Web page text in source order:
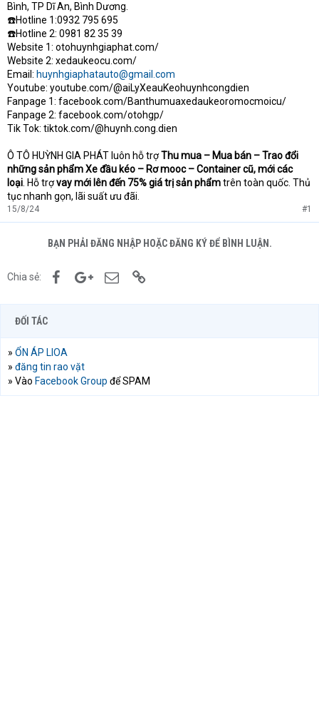
Bình, TP Dĩ An, Bình Dương.
☎️Hotline 1:0932 795 695
☎️Hotline 2: 0981 82 35 39
Website 1: otohuynhgiaphat.com/
Website 2: xedaukeocu.com/
Email: huynhgiaphatauto@gmail.com
Youtube: youtube.com/@aiLyXeauKeohuynhcongdien
Fanpage 1: facebook.com/Banthumuaxedaukeoromocmoicu/
Fanpage 2: facebook.com/otohgp/
Tik Tok: tiktok.com/@huynh.cong.dien
Ô TÔ HUỲNH GIA PHÁT luôn hỗ trợThu mua – Mua bán – Trao đổi
những sản phẩm Xe đầu kéo – Rơ mooc – Container cũ, mới các
loại. Hỗ trợvay mới lên đến 75% giá trị sản phẩmtrên toàn quốc. Thủ
tục nhanh gọn, lãi suất ưu đãi.
15/8/24 #1
BẠN PHẢI ĐĂNG NHẬP HOẶC ĐĂNG KÝ ĐỂ BÌNH LUẬN.
Chia sẻ: FacebookGoogle+Email
ĐỐI TÁC
» ỔN ÁP LIOA
» đăng tin rao vặt
» Vào Facebook Group để SPAM